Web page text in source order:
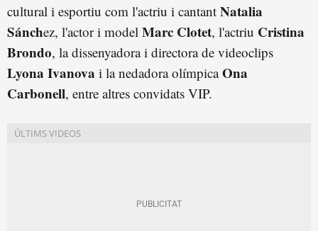
cultural i esportiu com l'actriu i cantant Natalia
Sánchez, l'actor i model Marc Clotet, l'actriu Cristina
Brondo, la dissenyadora i directora de videoclips
Lyona Ivanova i la nedadora olímpicaOna
Carbonell, entre altres convidats VIP.